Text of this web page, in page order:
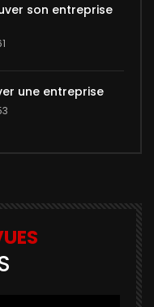
son entreprise
une entreprise